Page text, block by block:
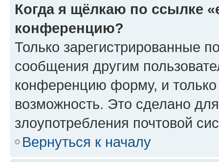
Когда я щёлкаю по ссылке
конференцию?
Только зарегистрированные
сообщения другим
конференцию форму, и
возможность. Это сделано
злоупотребления почтовой
Вернуться к началу